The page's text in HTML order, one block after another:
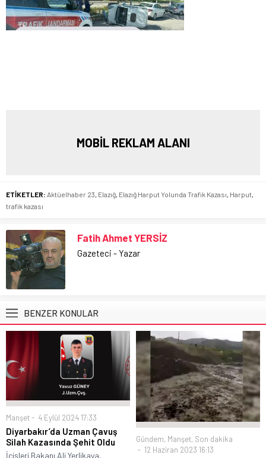
MOBİL REKLAM ALANI
ETİKETLER: Aktüelhaber 23 Elazığ Elazığ Harput Yolunda Trafik Kazası Harput
trafik kazası
Fatih Ahmet YERSİZ
Gazeteci - Yazar
BENZER KONULAR
Manşet 4 Eylül 2024 17:33
Diyarbakır’da Uzman Çavuş
Silah Kazasında Şehit Oldu
İçişleri Bakanı Ali Yerlikaya,
Gündem, Manşet, Son dakika
12 Haziran 2023 16:13